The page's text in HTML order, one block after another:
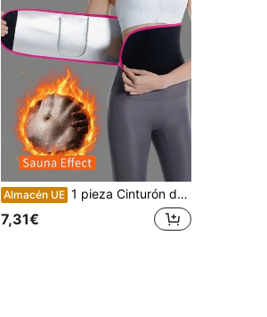
Almacén UE 1 pieza Cinturón de control de abdomen con iones de plata, reductor de cintura, cinturón moldeador con bolsillo para teléfono para mujer
7,31€